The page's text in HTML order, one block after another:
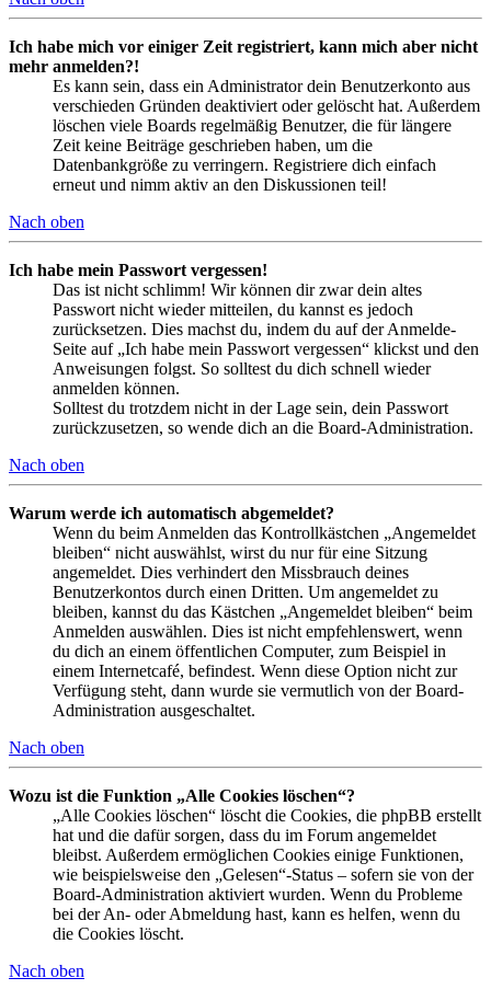
Ich habe mich vor einiger Zeit registriert, kann mich aber nicht
mehr anmelden?!
Es kann sein, dass ein Administrator dein Benutzerkonto aus
verschieden Gründen deaktiviert oder gelöscht hat. Außerdem
löschen viele Boards regelmäßig Benutzer, die für längere
Zeit keine Beiträge geschrieben haben, um die
Datenbankgröße zu verringern. Registriere dich einfach
erneut und nimm aktiv an den Diskussionen teil!
Nach oben
Ich habe mein Passwort vergessen!
Das ist nicht schlimm! Wir können dir zwar dein altes
Passwort nicht wieder mitteilen, du kannst es jedoch
zurücksetzen. Dies machst du, indem du auf der Anmelde-
Seite auf „Ich habe mein Passwort vergessen“ klickst und den
Anweisungen folgst. So solltest du dich schnell wieder
anmelden können.
Solltest du trotzdem nicht in der Lage sein, dein Passwort
zurückzusetzen, so wende dich an die Board-Administration.
Nach oben
Warum werde ich automatisch abgemeldet?
Wenn du beim Anmelden das Kontrollkästchen „Angemeldet
bleiben“ nicht auswählst, wirst du nur für eine Sitzung
angemeldet. Dies verhindert den Missbrauch deines
Benutzerkontos durch einen Dritten. Um angemeldet zu
bleiben, kannst du das Kästchen „Angemeldet bleiben“ beim
Anmelden auswählen. Dies ist nicht empfehlenswert, wenn
du dich an einem öffentlichen Computer, zum Beispiel in
einem Internetcafé, befindest. Wenn diese Option nicht zur
Verfügung steht, dann wurde sie vermutlich von der Board-
Administration ausgeschaltet.
Nach oben
Wozu ist die Funktion „Alle Cookies löschen“?
„Alle Cookies löschen“ löscht die Cookies, die phpBB erstellt
hat und die dafür sorgen, dass du im Forum angemeldet
bleibst. Außerdem ermöglichen Cookies einige Funktionen,
wie beispielsweise den „Gelesen“-Status – sofern sie von der
Board-Administration aktiviert wurden. Wenn du Probleme
bei der An- oder Abmeldung hast, kann es helfen, wenn du
die Cookies löscht.
Nach oben